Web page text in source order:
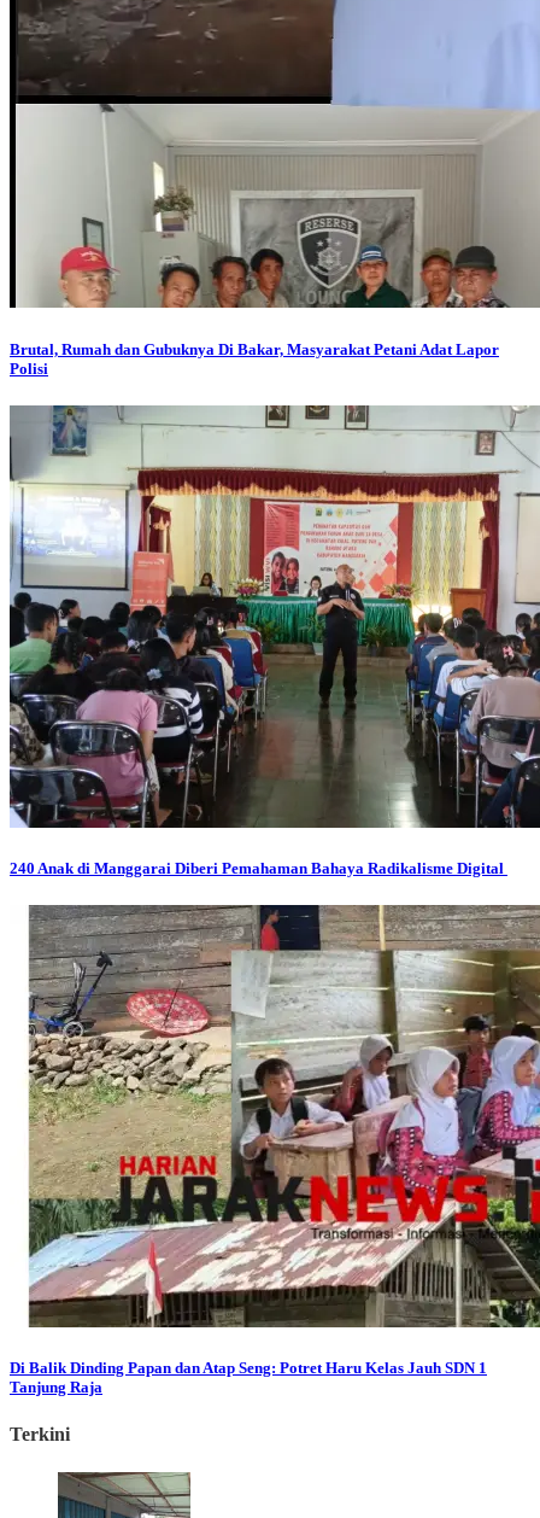
Brutal, Rumah dan Gubuknya Di Bakar, Masyarakat Petani Adat Lapor
Polisi
240 Anak di Manggarai Diberi Pemahaman Bahaya Radikalisme Digital
Di Balik Dinding Papan dan Atap Seng: Potret Haru Kelas Jauh SDN 1
Tanjung Raja
Terkini